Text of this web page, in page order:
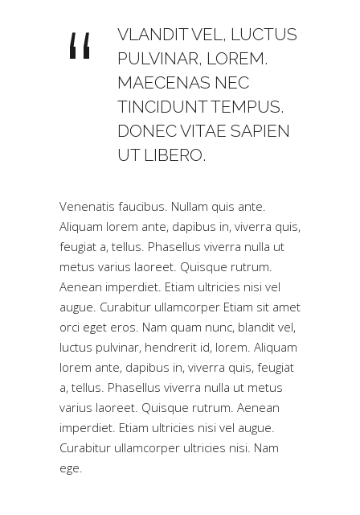
VLANDIT VEL, LUCTUS
PULVINAR, LOREM.
MAECENAS NEC
TINCIDUNT TEMPUS.
DONEC VITAE SAPIEN
UT LIBERO.
Venenatis faucibus. Nullam quis ante.
Aliquam lorem ante, dapibus in, viverra quis,
feugiat a, tellus. Phasellus viverra nulla ut
metus varius laoreet. Quisque rutrum.
Aenean imperdiet. Etiam ultricies nisi vel
augue. Curabitur ullamcorper Etiam sit amet
orci eget eros. Nam quam nunc, blandit vel,
luctus pulvinar, hendrerit id, lorem. Aliquam
lorem ante, dapibus in, viverra quis, feugiat
a, tellus. Phasellus viverra nulla ut metus
varius laoreet. Quisque rutrum. Aenean
imperdiet. Etiam ultricies nisi vel augue.
Curabitur ullamcorper ultricies nisi. Nam
ege.